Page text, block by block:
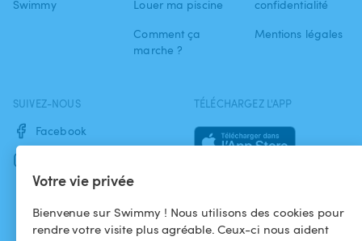
Votre vie privée
Bienvenue sur Swimmy ! Nous utilisons des cookies pour
rendre votre visite plus agréable. Ceux-ci nous aident
Swimmy
Louer ma piscine
Comment ça
marche ?
confidentialité
Mentions légales
SUIVEZ-NOUS
Facebook
TÉLÉCHARGEZ L'APP